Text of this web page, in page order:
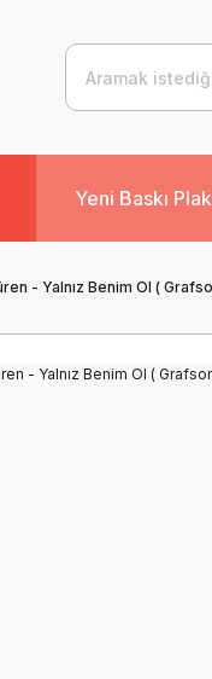
Yeni Baskı
- Yalnız Benim Ol (